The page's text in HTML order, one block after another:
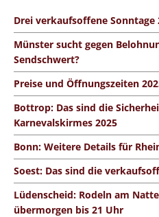
Drei verkaufsoffene Sonntage
Münster sucht gegen
Sendschwert?
Preise und Öffnungszeiten
Bottrop: Das sind die
Karnevalskirmes 2025
Bonn: Weitere Details für
Soest: Das sind die
Lüdenscheid: Rodeln am
übermorgen bis 21 Uhr